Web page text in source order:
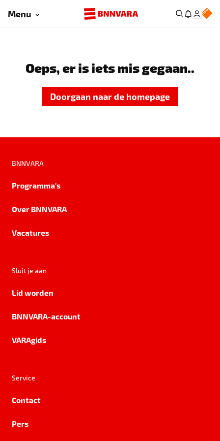
Menu
Oeps, er is iets mis gegaan..
Doorgaan naar de homepage
BNNVARA
Programma's
Over BNNVARA
Vacatures
Sluit je aan
Lid worden
BNNVARA-account
VARAgids
Service
Contact
Pers